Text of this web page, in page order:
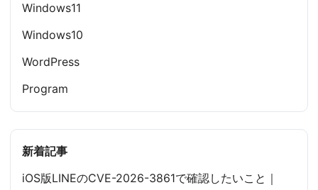
Windows11
Windows10
WordPress
Program
新着記事
iOS版LINEのCVE-2026-3861で確認したいこと｜